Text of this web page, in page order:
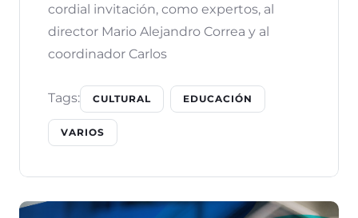
cordial invitación, como expertos, al
director Mario Alejandro Correa y al
coordinador Carlos
Tags: CULTURAL EDUCACIÓN
VARIOS